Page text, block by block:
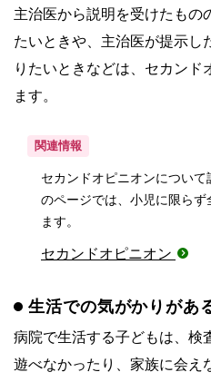
主治医から説明を受けたもの
たいときや、主治医が提示し
りたいときなどは、セカンド
ます。
関連情報
セカンドオピニオンについ
のページでは、小児に限ら
ます。
セカンドオピニオン
生活での気がかりがあ
病院で生活する子どもは、検
遊べなかったり、家族に会え